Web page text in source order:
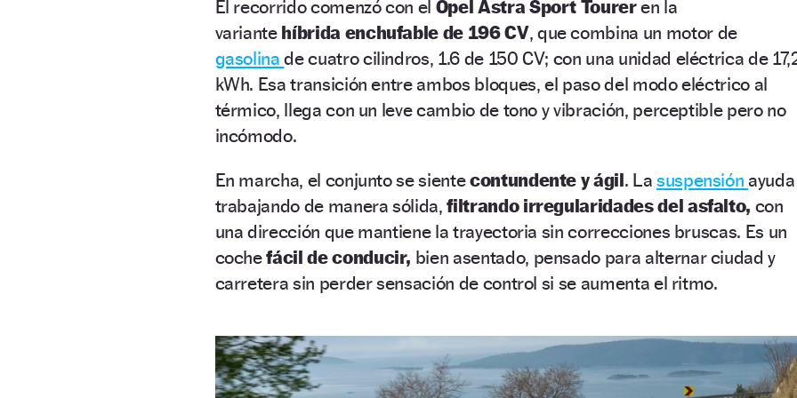
El recorrido comenzó con el Opel Astra Sport Toureren la
variante híbrida enchufable de 196 CV, que combina un motor de
gasolinade cuatro cilindros, 1.6 de 150 CV; con una unidad eléctrica de
kWh. Esa transición entre ambos bloques, el paso del modo eléctrico al
térmico, llega con un leve cambio de tono y vibración, perceptible pero no
incómodo.
En marcha, el conjunto se sientecontundente y ágil. La suspensiónayuda
trabajando de manera sólida,filtrando irregularidades del asfalto, con
una dirección que mantiene la trayectoria sin correcciones bruscas. Es un
cochefácil de conducir, bien asentado, pensado para alternar ciudad y
carretera sin perder sensación de control si se aumenta el ritmo.